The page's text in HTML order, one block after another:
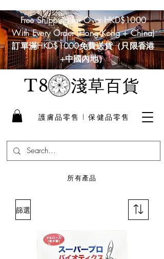
T8淺草百貨
護膚品零售 I 保健品零售
Free Shipping for Over HKD$1000
With Every Order (Hong Kong + China)
訂單滿HKD$1000免費送貨（只限香港
+中國內地）
​所有產品
篩選